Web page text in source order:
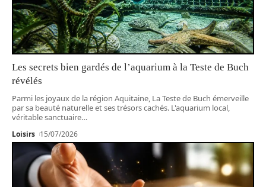
Les secrets bien gardés de l’aquarium à la Teste de Buch
révélés
Parmi les joyaux de la région Aquitaine, La Teste de Buch émerveille
par sa beauté naturelle et ses trésors cachés. L'aquarium local,
véritable sanctuaire…
Loisirs 15/07/2026